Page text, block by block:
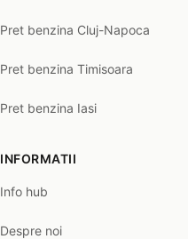
Pret benzina Cluj-Napoca
Pret benzina Timisoara
Pret benzina Iasi
INFORMATII
Info hub
Despre noi